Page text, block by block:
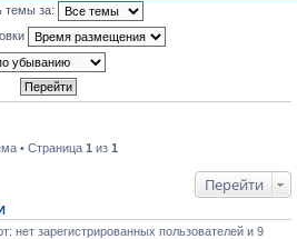
темы за:
• Страница 1 из 1
Перейти
нет зарегистрированных пользователей и 9